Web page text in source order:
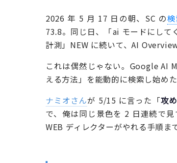
2026 年 5 月 17 日の朝、SC の
73.8。同じ日、「ai モードにし
計測」NEW に続いて、AI
これは偶然じゃない。Google AI
える方法」を能動的に検索し始め
ナミオさんが 5/15 に言った「攻
で、俺は同じ景色を 2 日連続で
WEB ディレクターがやれる手順ま